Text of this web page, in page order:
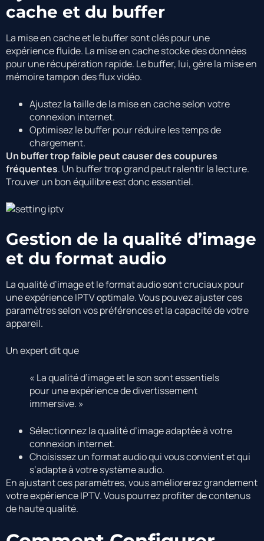
cache et du buffer
La mise en cache et le buffer sont clés pour une
expérience fluide. La mise en cache stocke des données
pour une récupération rapide. Le buffer, lui, gère la mise en
mémoire tampon des flux vidéo.
Ajustez la taille de la mise en cache selon votre
connexion internet.
Optimisez le buffer pour réduire les temps de
chargement.
Un buffer trop faible peut causer des coupures
fréquentes. Un buffer trop grand peut ralentir la lecture.
Trouver un bon équilibre est donc essentiel.
Gestion de la qualité d’image
et du format audio
La qualité d’image et le format audio sont cruciaux pour
une expérience IPTV optimale. Vous pouvez ajuster ces
paramètres selon vos préférences et la capacité de votre
appareil.
Un expert dit que
« La qualité d’image et le son sont essentiels
pour une expérience de divertissement
immersive. »
Sélectionnez la qualité d’image adaptée à votre
connexion internet.
Choisissez un format audio qui vous convient et qui
s’adapte à votre système audio.
En ajustant ces paramètres, vous améliorerez grandement
votre expérience IPTV. Vous pourrez profiter de contenus
de haute qualité.